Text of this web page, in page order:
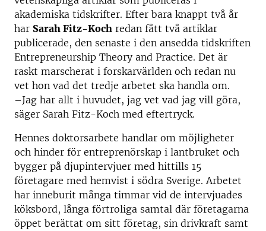
akademiska tidskrifter. Efter bara knappt två år
har Sarah Fitz-Koch redan fått två artiklar
publicerade, den senaste i den ansedda tidskriften
Entrepreneurship Theory and Practice. Det är
raskt marscherat i forskarvärlden och redan nu
vet hon vad det tredje arbetet ska handla om.
–Jag har allt i huvudet, jag vet vad jag vill göra,
säger Sarah Fitz-Koch med eftertryck.
Hennes doktorsarbete handlar om möjligheter
och hinder för entreprenörskap i lantbruket och
bygger på djupintervjuer med hittills 15
företagare med hemvist i södra Sverige. Arbetet
har inneburit många timmar vid de intervjuades
köksbord, långa förtroliga samtal där företagarna
öppet berättat om sitt företag, sin drivkraft samt